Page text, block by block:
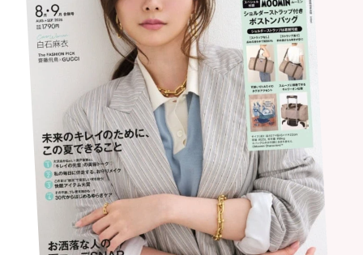
イガリシノブさん
おフェロメイクを考案したヘア＆メイクアップア
ーティスト。得意のチークを骨格マニアの視点で
読み解き、“描くチーク”が完成！
/3Pages
HOW TO MAKE-UP